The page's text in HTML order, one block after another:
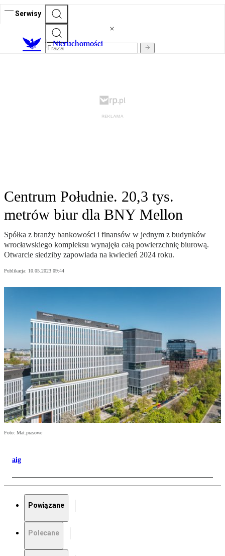
Serwisy
Nieruchomości
Centrum Południe. 20,3 tys.
metrów biur dla BNY Mellon
Spółka z branży bankowości i finansów w jednym z budynków
wrocławskiego kompleksu wynajęła całą powierzchnię biurową.
Otwarcie siedziby zapowiada na kwiecień 2024 roku.
Publikacja: 10.05.2023 09:44
Foto: Mat.prasowe
aig
Powiązane
Polecane